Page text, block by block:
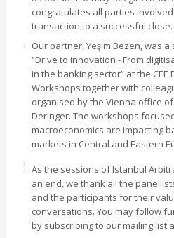
congratulates all parties
transaction to a successful close.
Our partner, Yeşim Bezen, was
“Drive to innovation - From
in the banking sector” at the
Workshops together with
organised by the Vienna office
Deringer. The workshops
macroeconomics are impacting
markets in Central and Eastern
As the sessions of Istanbul
an end, we thank all the
and the participants for their
conversations. You may follow
by subscribing to our mailing list